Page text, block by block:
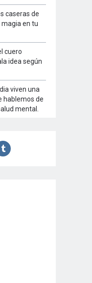
caseras de
en tu
cuero
idea según
viven una
hablemos de
mental.